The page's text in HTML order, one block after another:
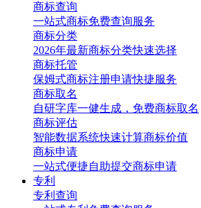
商标查询
一站式商标免费查询服务
商标分类
2026年最新商标分类快速选择
商标托管
保姆式商标注册申请快捷服务
商标取名
自研字库一健生成，免费商标取名
商标评估
智能数据系统快速计算商标价值
商标申请
一站式便捷自助提交商标申请
专利
专利查询